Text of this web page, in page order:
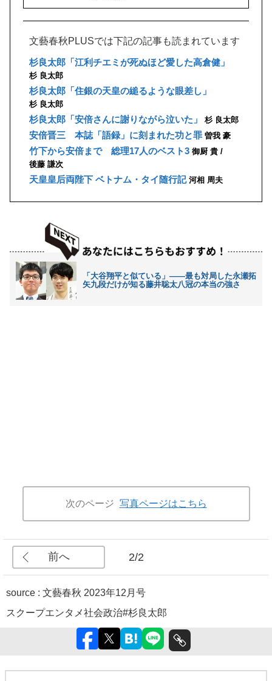
文藝春秋PLUSでは下記の記事も読まれています
杉良太郎「江利チエミが死ぬほど愛した高倉健」
杉 良太郎
杉良太郎「住銀の天皇の縋るような眼差し」
杉 良太郎
杉良太郎「安倍さんに謝りながら泣いた」 杉 良太郎
安倍晋三 本誌「語録」に刻まれた功と罪 曽我 豪
竹下から安倍まで 総理17人のベスト3 御厨 貴
後藤 謙次
天皇皇后両陛下 ベトナム・タイ随行記 河相 周夫
「大谷翔平と似ている」――最も対局した永瀬拓
矢九段だけが知る藤井聡太八冠の本当の強さ
次のページ 写真ページはこちら
前へ 2/2
source : 文藝春秋 2023年12月号
スクープエンタメ社会政治#杉良太郎